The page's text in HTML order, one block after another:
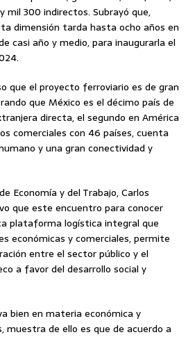
mil 300 indirectos. Subrayó que,
dimensión tarda hasta ocho años en
casi año y medio, para inaugurarla el
que el proyecto ferroviario es de gran
que México es el décimo país de
directa, el segundo en América
comerciales con 46 países, cuenta
y una gran conectividad y
Economía y del Trabajo, Carlos
que este encuentro para conocer
plataforma logística integral que
económicas y comerciales, permite
entre el sector público y el
a favor del desarrollo social y
bien en materia económica y
muestra de ello es que de acuerdo a